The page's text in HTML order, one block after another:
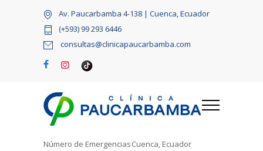
Av. Paucarbamba 4-138 | Cuenca, Ecuador
(+593) 99 293 6446
consultas@clinicapaucarbamba.com
Número de EmergenciasCuenca, Ecuador